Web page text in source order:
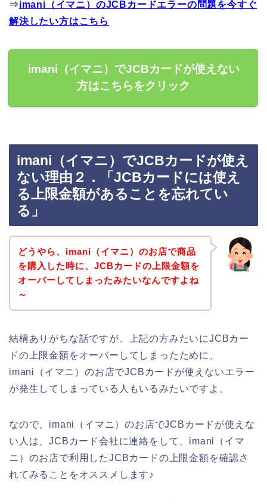
⇒imani（イマニ）のJCBカードエラーの問題を今すぐ
解決したい方はこちら
imani（イマニ）でJCBカードが使えない
方はこちらをクリック
imani（イマニ）でJCBカードが使え
ない理由２．「JCBカードには使え
る上限金額があることを忘れてい
る」
どうやら、imani（イマニ）のお店で商品
を購入した時に、JCBカードの上限金額を
オーバーしてしまったみたいなんですよね
～
結構ありがちな話ですが、上記の方みたいにJCBカー
ドの上限金額をオーバーしてしまったために、
imani（イマニ）のお店でJCBカードが使えないエラー
が発生してしまっている人もいるみたいですよ。
なので、imani（イマニ）のお店でJCBカードが使えな
い人は、JCBカード会社に連絡をして、imani（イマ
ニ）のお店で利用したJCBカードの上限金額を確認さ
れてみることをオススメします♪